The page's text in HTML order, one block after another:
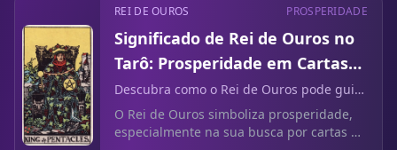
REI DE OUROS PROSPERIDADE
Significado de Rei de Ouros no
Tarô: Prosperidade em Cartas
de Pokémon
Descubra como o Rei de Ouros pode guiá-
lo a alcançar prosperidade na busca por
cartas de Pokémon.
O Rei de Ouros simboliza prosperidade,
especialmente na sua busca por cartas de